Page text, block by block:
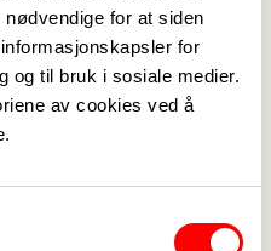
for at siden
for
og til bruk i sosiale medier.
av cookies ved å
se
og meld deg
en av våre